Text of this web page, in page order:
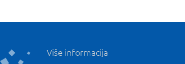
Više informacija